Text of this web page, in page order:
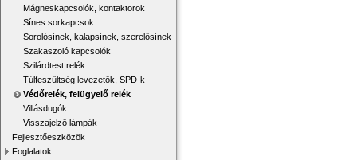
Mágneskapcsolók, kontaktorok
Sínes sorkapcsok
Sorolósínek, kalapsínek, szerelősínek
Szakaszoló kapcsolók
Szilárdtest relék
Túlfeszültség levezetők, SPD-k
Védőrelék, felügyelő relék
Villásdugók
Visszajelző lámpák
Fejlesztőeszközök
Foglalatok